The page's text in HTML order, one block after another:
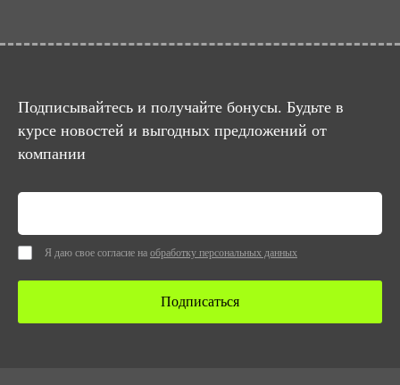
Подписывайтесь и получайте бонусы. Будьте в
курсе новостей и выгодных предложений от
компании
Я даю свое согласие на обработку персональных данных
Подписаться